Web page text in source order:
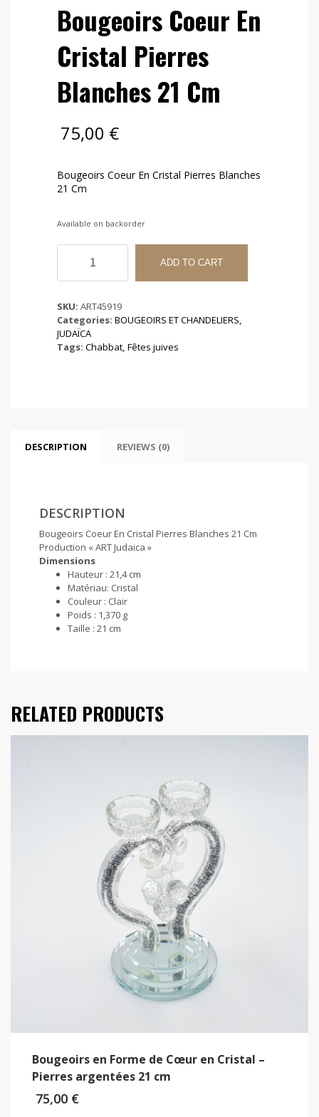
Bougeoirs Coeur En
Cristal Pierres
Blanches 21 Cm
75,00 €
Bougeoirs Coeur En Cristal Pierres Blanches
21 Cm
Available on backorder
Bougeoirs
En
Pierres
Blanches
21
Cm
ADD TO CART
SKU: ART45919
Categories: BOUGEOIRS ET CHANDELIERS,
JUDAÏCA
Tags: Chabbat, Fêtes juives
DESCRIPTION REVIEWS (0)
DESCRIPTION
Bougeoirs Coeur En Cristal Pierres Blanches 21 Cm
Production « ART Judaica »
Dimensions
Hauteur : 21,4 cm
Matériau: Cristal
Couleur : Clair
Poids : 1,370 g
Taille : 21 cm
RELATED PRODUCTS
Bougeoirs en Forme de Cœur en Cristal –
Pierres argentées 21 cm
75,00 €